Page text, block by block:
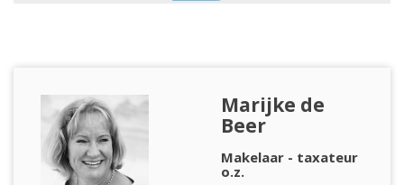
Marijke de
Beer
Makelaar - taxateur
o.z.